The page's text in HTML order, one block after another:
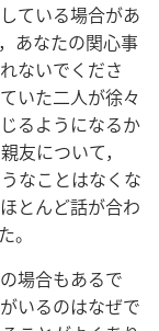
ている場合があ
あなたの関心事
ないでくださ
いた二人が徐々
るようになるか
友について，
なことはなくな
とんど話が合わ
。
場合もあるで
いるのはなぜで